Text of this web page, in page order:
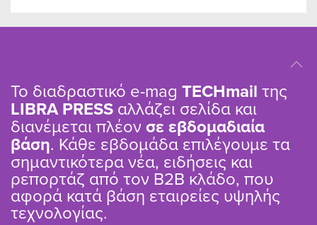
Το διαδραστικό e-mag TΕCHmail της
LIBRA PRESS αλλάζει σελίδα και
διανέμεται πλέον σε εβδομαδιαία
βάση. Κάθε εβδομάδα επιλέγουμε τα
σημαντικότερα νέα, ειδήσεις και
ρεπορτάζ από τον B2B κλάδο, που
αφορά κατά βάση εταιρείες υψηλής
τεχνολογίας.